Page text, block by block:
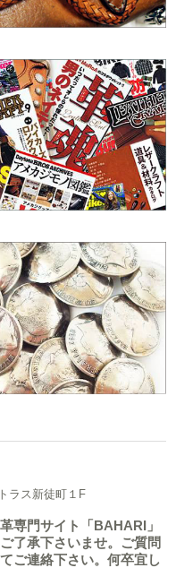
ラス新徒町１F
専門サイト「BAHARI」
了承下さいませ。ご質問
ご連絡下さい。何卒宜し